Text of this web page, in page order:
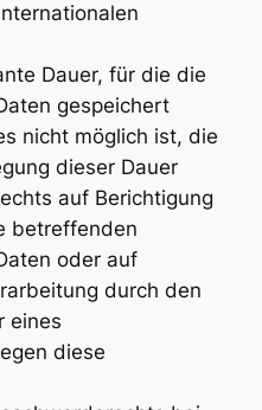
Dauer, für die die
gespeichert
nicht möglich ist, die
dieser Dauer
auf Berichtigung
betreffenden
oder auf
durch den
eines
diese